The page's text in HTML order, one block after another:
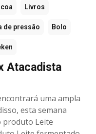
Livros
de pressão Bolo
Atacadista
uma ampla
esta semana
produto Leite